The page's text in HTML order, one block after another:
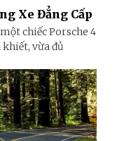
Xe Đẳng Cấp
chiếc Porsche 4
vừa đủ